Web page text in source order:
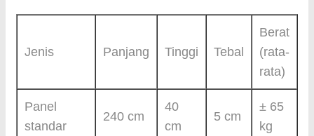
Jenis Panjang Tinggi Tebal
Berat
(rata-
rata)
Panel
standar
240 cm
40
cm
5 cm
± 65
kg